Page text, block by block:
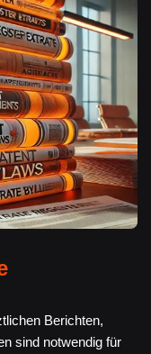
Berichten,
sind notwendig für